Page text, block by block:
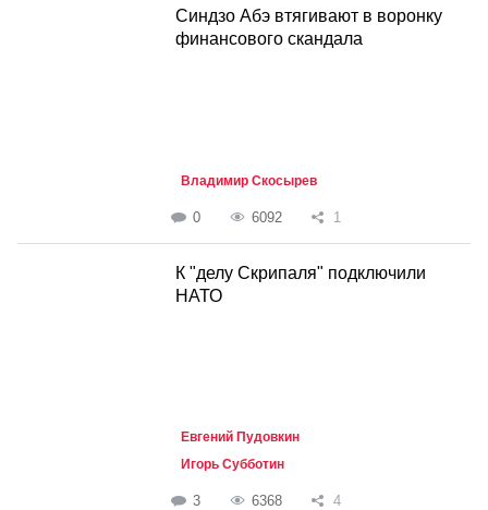
Синдзо Абэ втягивают в воронку
финансового скандала
Владимир Скосырев
0 6092 1
К "делу Скрипаля" подключили
НАТО
Евгений Пудовкин
Игорь Субботин
3 6368 4